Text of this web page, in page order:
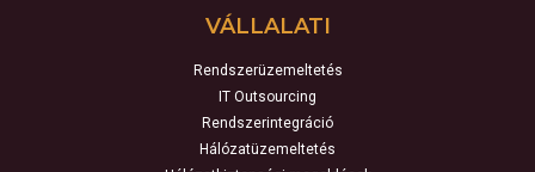
VÁLLALATI
Rendszerüzemeltetés
IT Outsourcing
Rendszerintegráció
Hálózatüzemeltetés